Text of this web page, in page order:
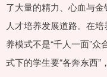
了大量的精力、心血与
人才培养发展道路。在
养模式不是“千人一面”众
式下的学生要“各奔东西”